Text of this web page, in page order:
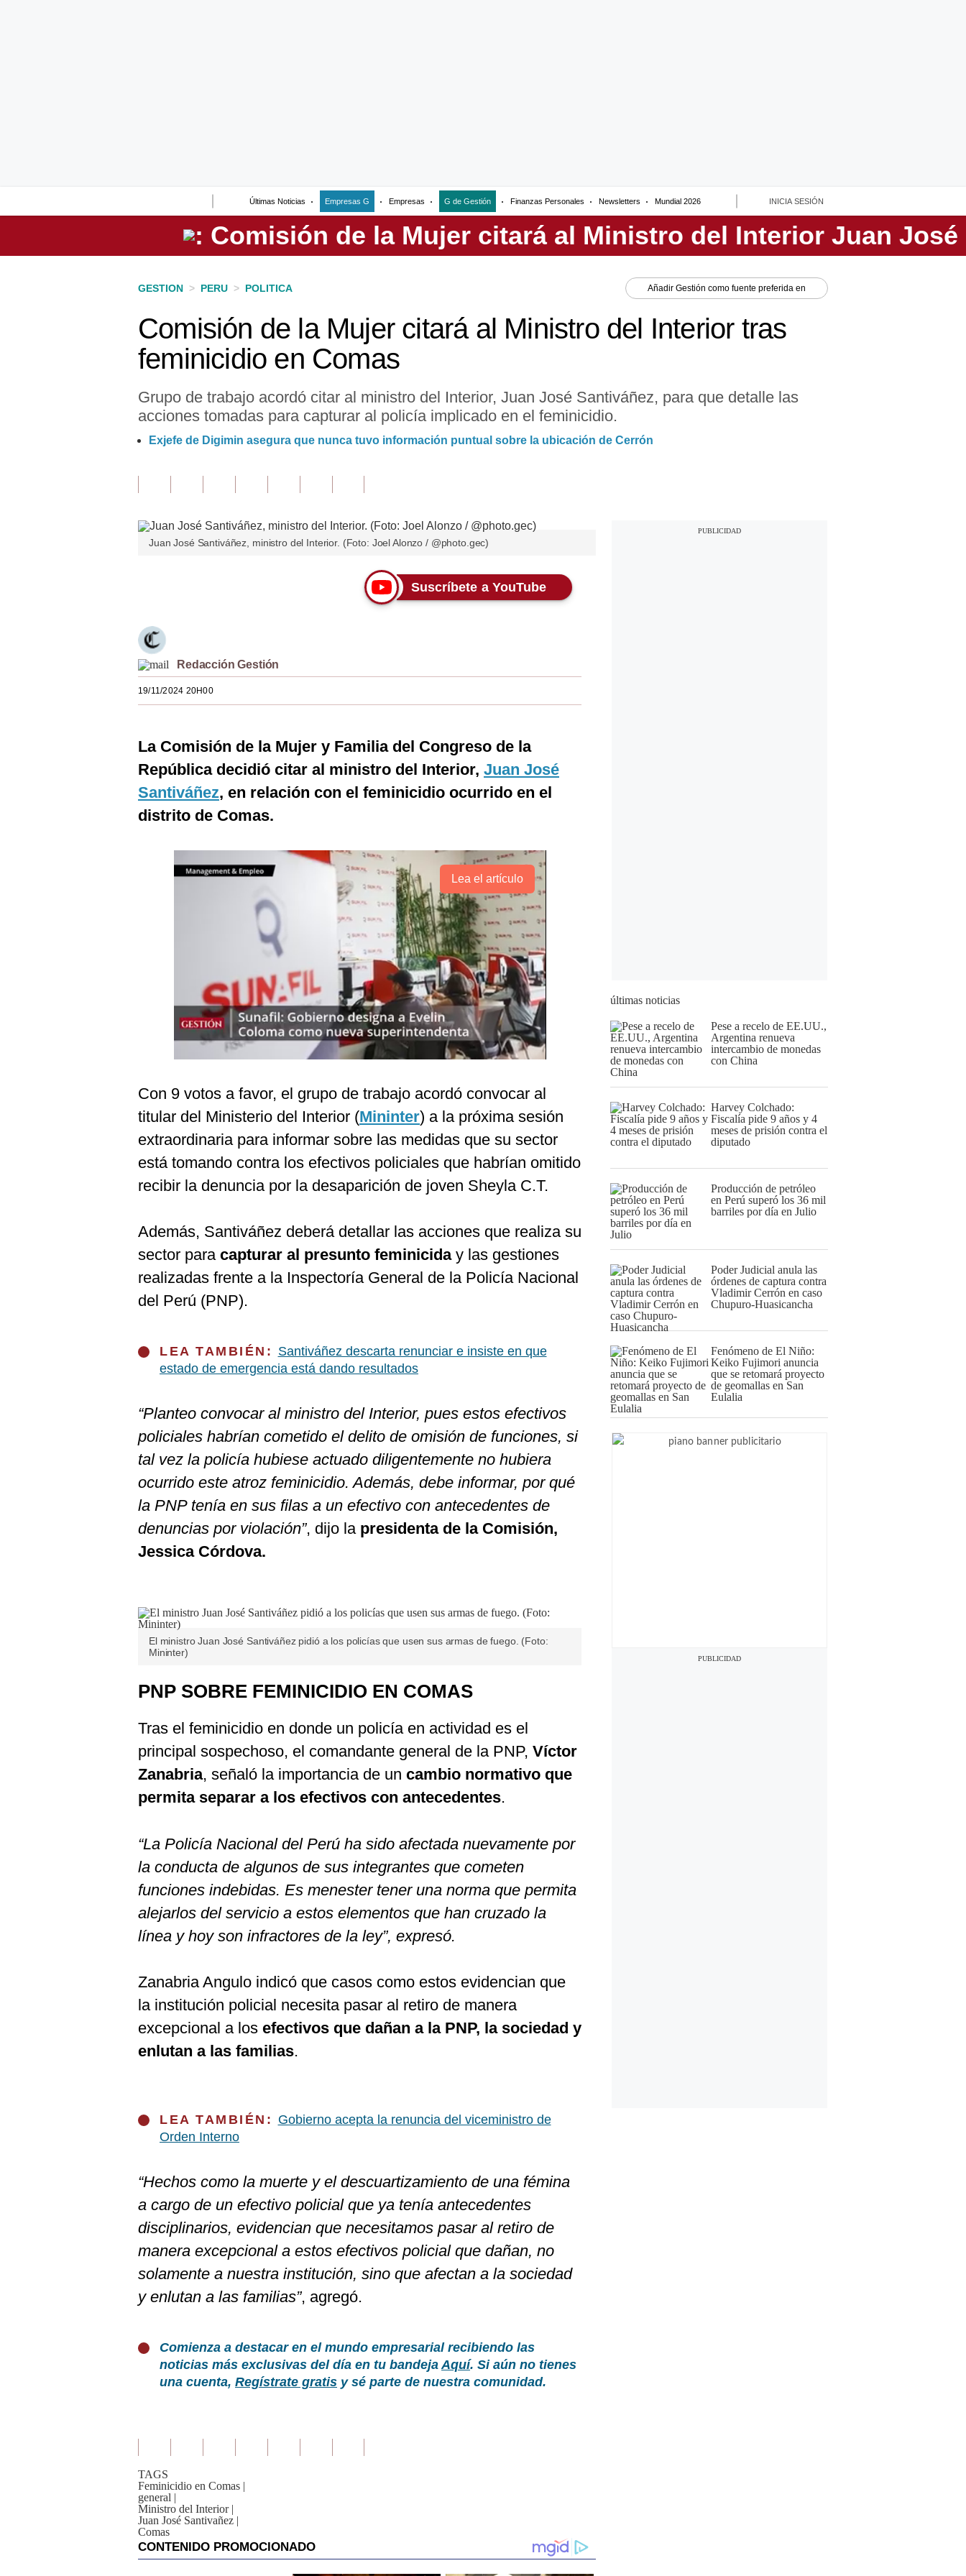
Últimas Noticias Empresas G Empresas G de Gestión Finanzas Personales Newsletters Mundial 2026 INICIA SESIÓN
Perú
GESTION > PERU > POLITICA Añadir Gestión como fuente preferida en
Comisión de la Mujer citará al Ministro del Interior tras
feminicidio en Comas
Grupo de trabajo acordó citar al ministro del Interior, Juan José Santiváñez, para que detalle las
acciones tomadas para capturar al policía implicado en el feminicidio.
Exjefe de Digimin asegura que nunca tuvo información puntual sobre la ubicación de Cerrón
Juan José Santiváñez, ministro del Interior. (Foto: Joel Alonzo / @photo.gec)
Suscríbete a YouTube
Redacción Gestión
19/11/2024 20H00
La Comisión de la Mujer y Familia del Congreso de la
República decidió citar al ministro del Interior, Juan José
Santiváñez, en relación con el feminicidio ocurrido en el
distrito de Comas.
Lea el artículo
Con 9 votos a favor, el grupo de trabajo acordó convocar al
titular del Ministerio del Interior (Mininter) a la próxima sesión
extraordinaria para informar sobre las medidas que su sector
está tomando contra los efectivos policiales que habrían omitido
recibir la denuncia por la desaparición de joven Sheyla C.T.
Además, Santiváñez deberá detallar las acciones que realiza su
sector para capturar al presunto feminiciday las gestiones
realizadas frente a la Inspectoría General de la Policía Nacional
del Perú (PNP).
LEA TAMBIÉN: Santiváñez descarta renunciar e insiste en que
estado de emergencia está dando resultados
“Planteo convocar al ministro del Interior, pues estos efectivos
policiales habrían cometido el delito de omisión de funciones, si
tal vez la policía hubiese actuado diligentemente no hubiera
ocurrido este atroz feminicidio. Además, debe informar, por qué
la PNP tenía en sus filas a un efectivo con antecedentes de
denuncias por violación”, dijo lapresidenta de la Comisión,
Jessica Córdova.
El ministro Juan José Santiváñez pidió a los policías que usen sus armas de fuego. (Foto:
Mininter)
PNP SOBRE FEMINICIDIO EN COMAS
Tras el feminicidio en donde un policía en actividad es el
principal sospechoso, el comandante general de la PNP, Víctor
Zanabria, señaló la importancia de un cambio normativo que
permita separar a los efectivos con antecedentes.
“La Policía Nacional del Perú ha sido afectada nuevamente por
la conducta de algunos de sus integrantes que cometen
funciones indebidas. Es menester tener una norma que permita
alejarlos del servicio a estos elementos que han cruzado la
línea y hoy son infractores de la ley”, expresó.
Zanabria Angulo indicó que casos como estos evidencian que
la institución policial necesita pasar al retiro de manera
excepcional a los efectivos que dañan a la PNP, la sociedad y
enlutan a las familias.
LEA TAMBIÉN: Gobierno acepta la renuncia del viceministro de
Orden Interno
“Hechos como la muerte y el descuartizamiento de una fémina
a cargo de un efectivo policial que ya tenía antecedentes
disciplinarios, evidencian que necesitamos pasar al retiro de
manera excepcional a estos efectivos policial que dañan, no
solamente a nuestra institución, sino que afectan a la sociedad
y enlutan a las familias”, agregó.
Comienza a destacar en el mundo empresarial recibiendo las
noticias más exclusivas del día en tu bandejaAquí. Si aún no tienes
una cuenta, Regístrate gratis y sé parte de nuestra comunidad.
TAGS
Feminicidio en Comas |
general |
Ministro del Interior |
Juan José Santivañez |
Comas
últimas noticias
Pese a recelo de EE.UU.,
Argentina renueva
intercambio de monedas
con China
Harvey Colchado:
Fiscalía pide 9 años y 4
meses de prisión contra el
diputado
Producción de petróleo
en Perú superó los 36 mil
barriles por día en Julio
Poder Judicial anula las
órdenes de captura contra
Vladimir Cerrón en caso
Chupuro-Huasicancha
Fenómeno de El Niño:
Keiko Fujimori anuncia
que se retomará proyecto
de geomallas en San
Eulalia